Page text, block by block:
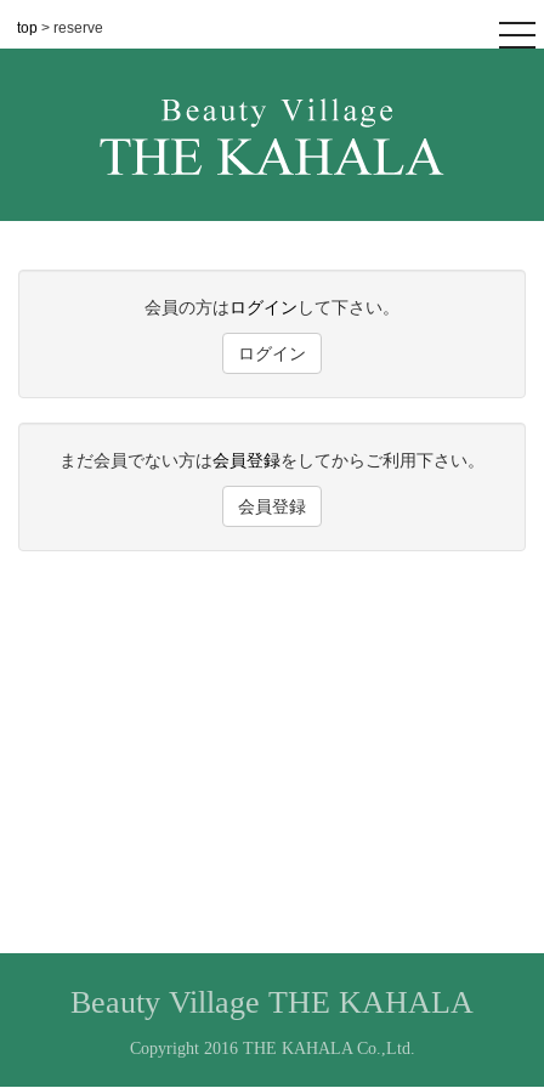
top > reserve
会員の方はログイン して下さい。
ログイン
まだ会員でない方は会員登録をしてからご利用下さい。
会員登録
Beauty Village THE KAHALA
Copyright 2016 THE KAHALA Co.,Ltd.